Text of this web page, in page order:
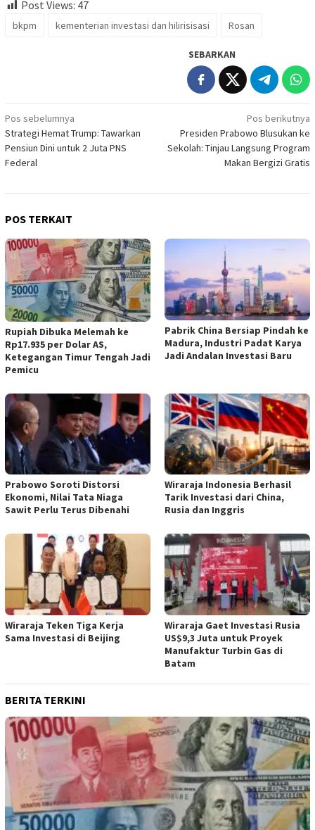
Post Views: 47
bkpm kementerian investasi dan hilirisisasi Rosan
SEBARKAN
Navigasi
pos
Pos sebelumnya
Strategi Hemat Trump: Tawarkan
Pensiun Dini untuk 2 Juta PNS
Federal
Pos berikutnya
Presiden Prabowo Blusukan ke
Sekolah: Tinjau Langsung Program
Makan Bergizi Gratis
POS TERKAIT
Rupiah Dibuka Melemah ke
Rp17.935 per Dolar AS,
Ketegangan Timur Tengah Jadi
Pemicu
Pabrik China Bersiap Pindah ke
Madura, Industri Padat Karya
Jadi Andalan Investasi Baru
Prabowo Soroti Distorsi
Ekonomi, Nilai Tata Niaga
Sawit Perlu Terus Dibenahi
Wiraraja Indonesia Berhasil
Tarik Investasi dari China,
Rusia dan Inggris
Wiraraja Teken Tiga Kerja
Sama Investasi di Beijing
Wiraraja Gaet Investasi Rusia
US$9,3 Juta untuk Proyek
Manufaktur Turbin Gas di
Batam
BERITA TERKINI